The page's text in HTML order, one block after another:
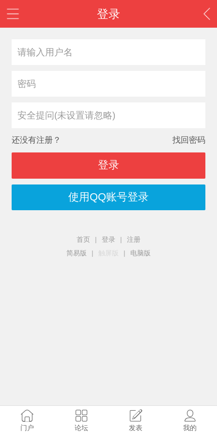
登录
安全提问(未设置请忽略)
还没有注册？ 找回密码
登录
使用QQ账号登录
首页 | 登录 |
注册
简易版
| 触屏版 | 电脑版
门户 论坛 发表 我的